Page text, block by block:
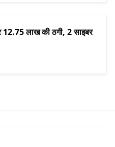
12.75 लाख की ठगी, 2 साइबर